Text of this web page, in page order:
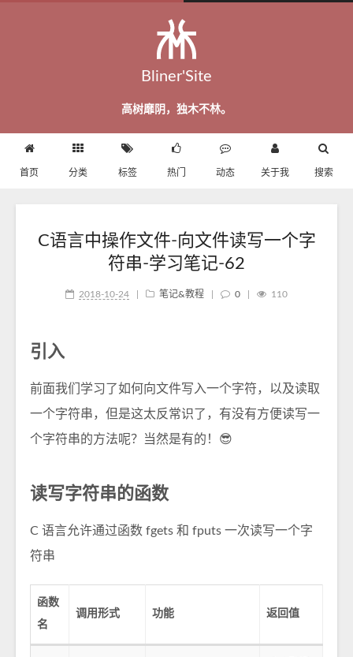
Bliner'Site
高树靡阴，独木不林。
首页 分类 标签 热门 动态 关于我 搜索
C语言中操作文件-向文件读写一个字
符串-学习笔记-62
2018-10-24 笔记&教程 0 110
引入
前面我们学习了如何向文件写入一个字符，以及读取
一个字符串，但是这太反常识了，有没有方便读写一
个字符串的方法呢？当然是有的！😎
读写字符串的函数
C 语言允许通过函数 fgets 和 fputs 一次读写一个字
符串
函数
名
调用形式 功能 返回值